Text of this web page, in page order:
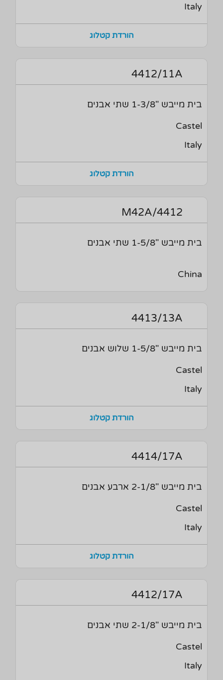
Italy
הורדת קטלוג
4412/11A
בית מייבש "1-3/8 שתי אבנים
Castel
Italy
הורדת קטלוג
4412/M42A
בית מייבש "1-5/8 שתי אבנים
China
4413/13A
בית מייבש "1-5/8 שלוש אבנים
Castel
Italy
הורדת קטלוג
4414/17A
בית מייבש "2-1/8 ארבע אבנים
Castel
Italy
הורדת קטלוג
4412/17A
בית מייבש "2-1/8 שתי אבנים
Castel
Italy